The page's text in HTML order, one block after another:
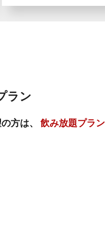
ラン
の方は、飲み放題プラン